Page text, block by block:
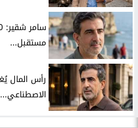
مستقبل...
رأس المال